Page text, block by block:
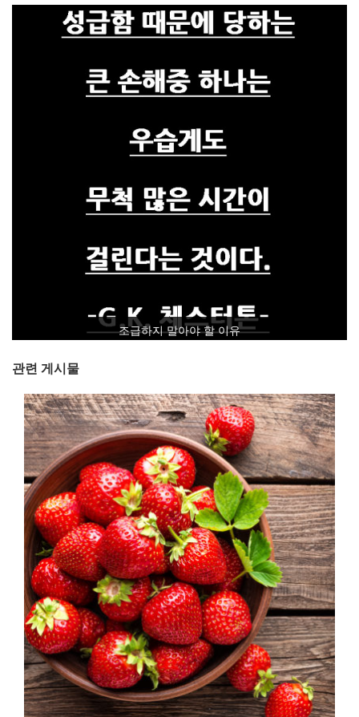
조급하지 말아야 할 이유
관련 게시물